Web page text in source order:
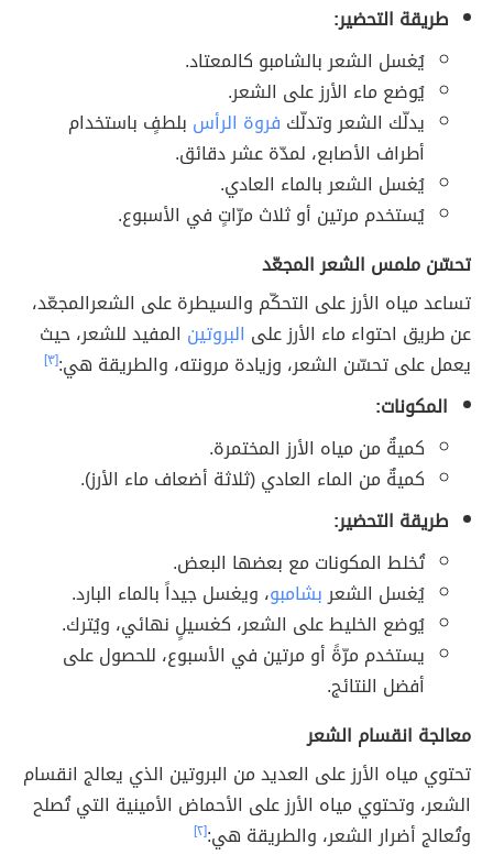
طريقة التحضير:
يُغسل الشعر بالشامبو كالمعتاد.
يُوضع ماء الأرز على الشعر.
يدلّك الشعر وتدلّك فروة الرأس بلطفٍ باستخدام
أطراف الأصابع، لمدّة عشر دقائق.
يُغسل الشعر بالماء العادي.
يُستخدم مرتين أو ثلاث مرّاتٍ في الأسبوع.
تحسّن ملمس الشعر المجعّد
تساعد مياه الأرز على التحكّم والسيطرة على الشعرالمجعّد،
عن طريق احتواء ماء الأرز على البروتين المفيد للشعر، حيث
يعمل على تحسّن الشعر، وزيادة مرونته، والطريقة هي:[٣]
المكونات:
كميةٌ من مياه الأرز المختمرة.
كميةٌ من الماء العادي (ثلاثة أضعاف ماء الأرز).
طريقة التحضير:
تُخلط المكونات مع بعضها البعض.
يُغسل الشعربشامبو، ويغسل جيداً بالماء البارد.
يُوضع الخليط على الشعر، كغسيلٍ نهائي، ويُترك.
يستخدم مرّةً أو مرتين في الأسبوع، للحصول على
أفضل النتائج.
معالجة انقسام الشعر
تحتوي مياه الأرز على العديد من البروتين الذي يعالج انقسام
الشعر، وتحتوي مياه الأرز على الأحماض الأمينية التي تُصلح
وتُعالج أضرار الشعر، والطريقة هي:[٢]